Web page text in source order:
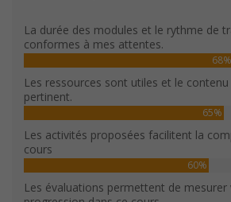
La durée des modules et le rythme de
conformes à mes attentes.
68%
Les ressources sont utiles et le
pertinent.
65%
Les activités proposées facilitent la
cours
60%
Les évaluations permettent de mesurer